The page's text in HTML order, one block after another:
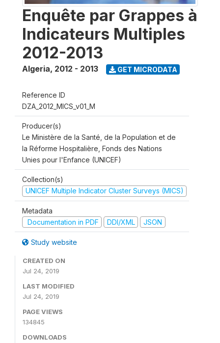
Enquête par Grappes à
Indicateurs Multiples
2012-2013
Algeria, 2012 - 2013 GET MICRODATA
Reference ID
DZA_2012_MICS_v01_M
Producer(s)
Le Ministère de la Santé, de la Population et de
la Réforme Hospitalière, Fonds des Nations
Unies pour l'Enfance (UNICEF)
Collection(s)
UNICEF Multiple Indicator Cluster Surveys (MICS)
Metadata
Documentation in PDF
DDI/XML JSON
Study website
CREATED ON
Jul 24, 2019
LAST MODIFIED
Jul 24, 2019
PAGE VIEWS
134845
DOWNLOADS